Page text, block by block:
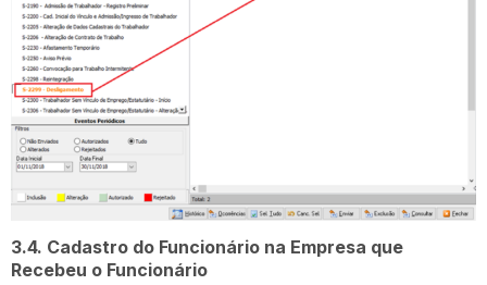
3.4. Cadastro do Funcionário na Empresa que
Recebeu o Funcionário